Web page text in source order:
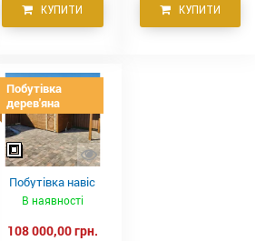
КУПИТИ КУПИТИ
Побутівка
дерев'яна
Побутівка навіс
В наявності
108 000,00 грн.